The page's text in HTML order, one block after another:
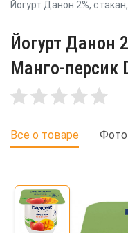
Йогурт Данон 2%,
Йогурт Данон
Манго-персик
Все о товаре Фото